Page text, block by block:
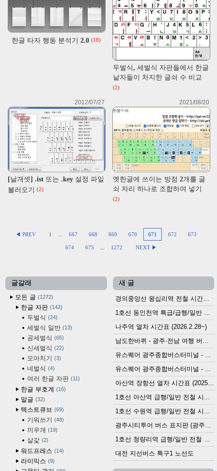
한글 타자 행동 분석기 2.0 (18)
두벌식, 세벌식 자판들에서 한글
낱자들이 차지한 글쇠 수 비교
(2)
2012/07/27
[날개셋] .ist 또는 .key 설정 파일
불러오기(2)
2021/08/20
옛한글에 쓰이는 방점 2개를 글
쇠 자리 하나로 조합하여 넣기
(2)
◀ PREV 1 667 668 669 670 671 672 673
674 675 1272 NEXT ▶
글갈래
모든 글
1272
한글 자판 142
두벌식 24
세벌식 일반 13
공세벌식 65
신세벌식 22
모아치기 3
네벌식 4
여러 한글 자판 11
한글 부호계 16
말글 32
텍스트큐브 69
기워쓰기 48
끼우개 19
살갗 2
워드프레스 14
라이믹스 9
새 글
경의중앙선 왕십리역 전철 시간표 (2026.4.20~)
1호선 동인천역 특급/급행/일반 전철 시간표 (2026.2.28~)
나주역 열차 시간표 (2026.2.28~)
남도한바퀴 - 광주·전남 여행 버스 노선 (2026.3.1~5.31)
유스퀘어 광주종합버스터미널 - 곡성,순천／화순,보성,율포 방면 시외버스 시간표 (2026.1.31)
유스퀘어 광주종합버스터미널 - 담양, 순창, 남원, 무주, 장수, 거창, 대구 방면 시외버스 시간표 (2026...
아산역 장항선 열차 시간표 (2025.12.30 기준) (무궁화호, ITX-마음, 새마을호, 서해금빛열차)
1호선 아산역 급행/일반 전철 시간표 (2025.12.30~)
1호선 수원역 급행/일반 전철 시간표 (2025.12.30~)
광주시티투어 버스 표지판 (광주역 정류장) (2024?)
1호선 청량리역 급행/일반 전철 시간표 · 노선도 (2025.12.30~)
대전 지선버스 특구1 노선도